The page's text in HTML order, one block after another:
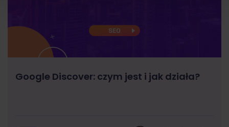
Google Discover: czym jest i jak działa?